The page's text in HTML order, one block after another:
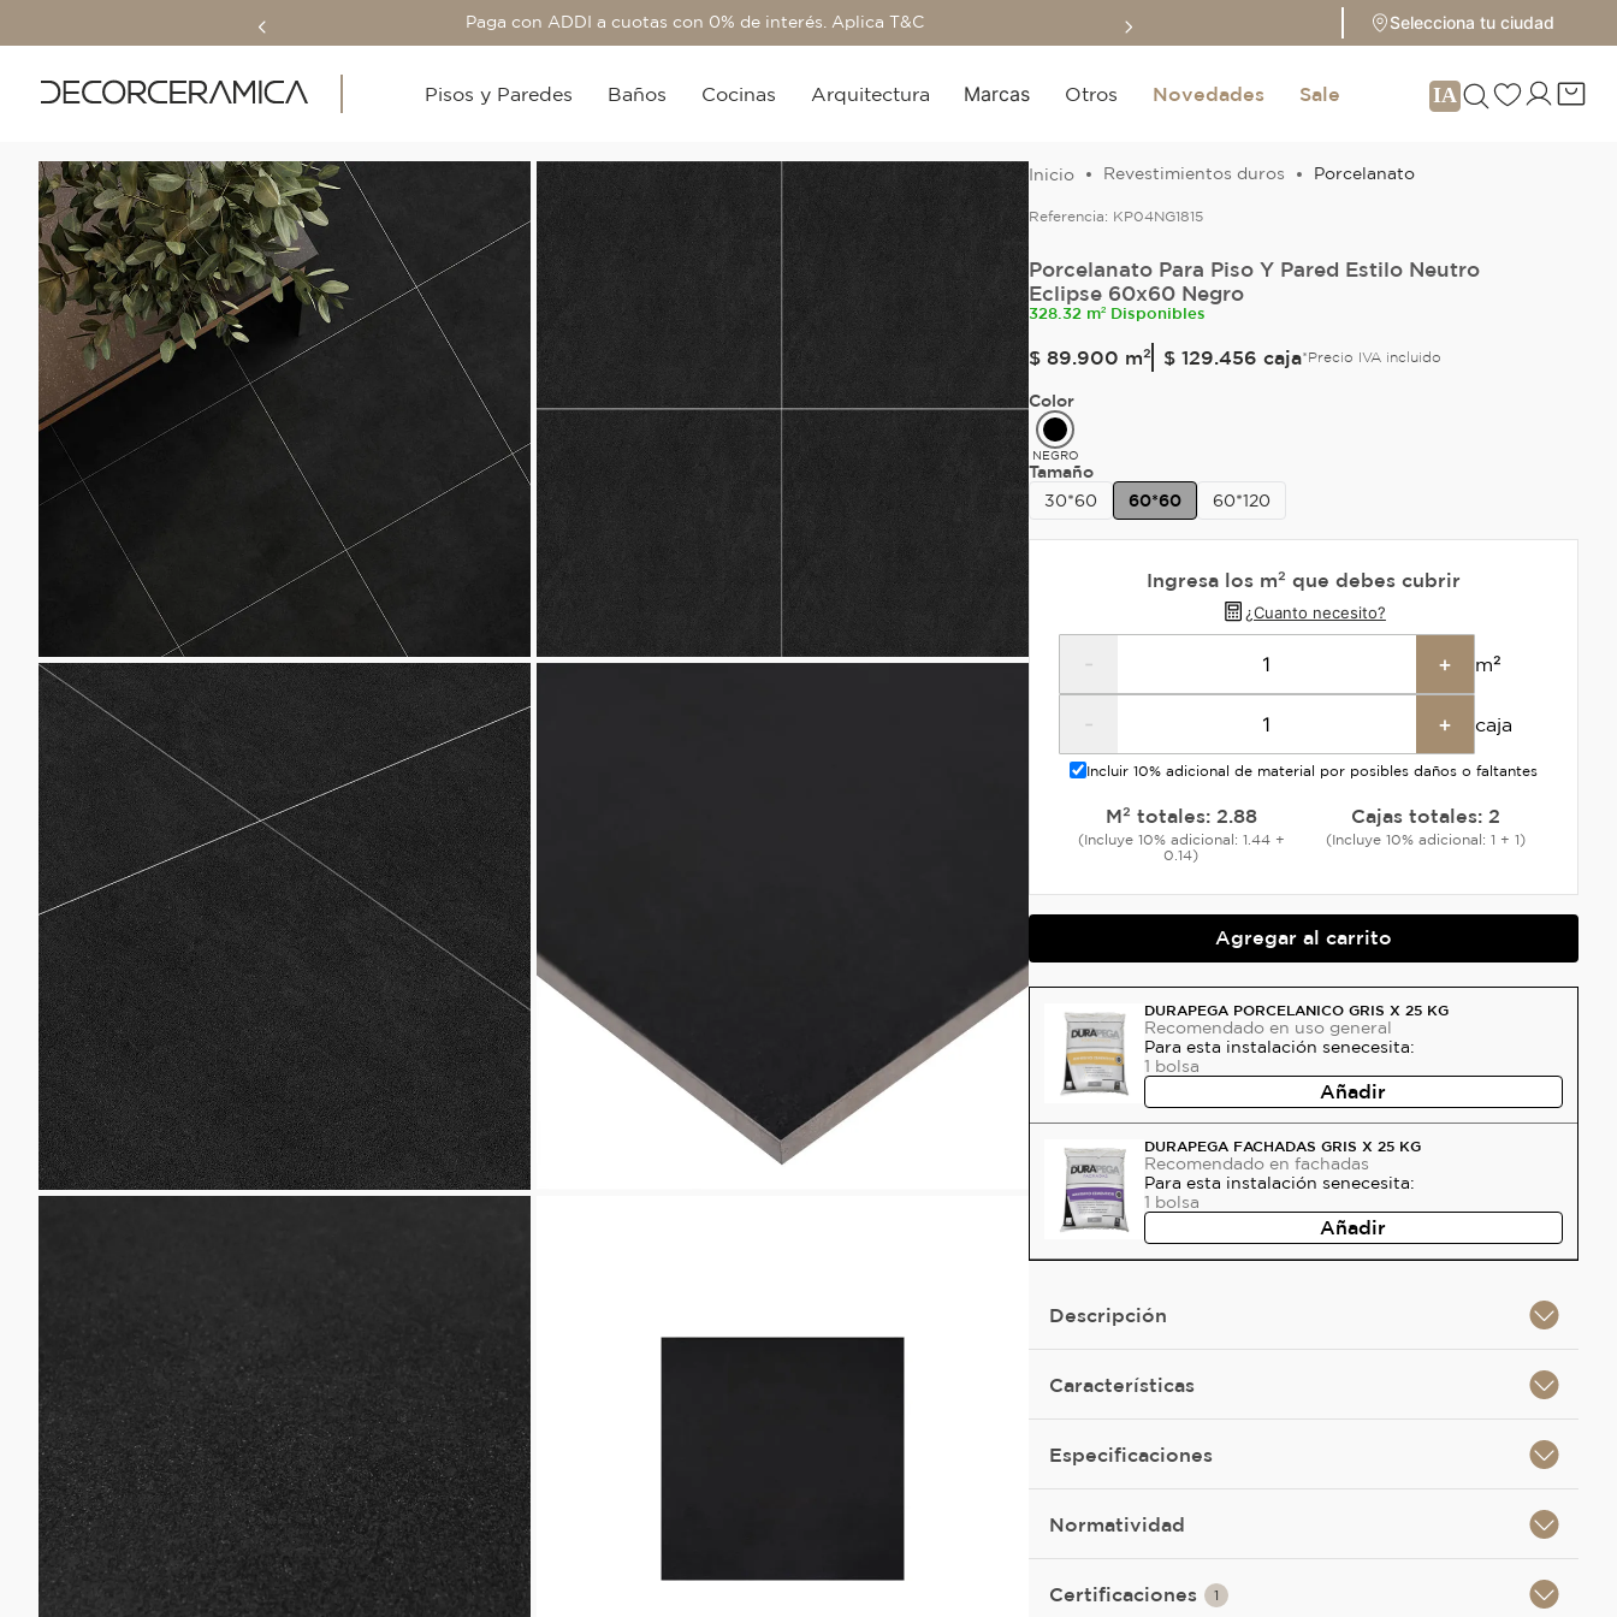
Paga con ADDI a cuotas con 0% de interés. Aplica T&C Sale hasta 70%
Selecciona tu ciudad
Pisos y Paredes Baños Cocinas Arquitectura Marcas Otros Novedades Sale
Revestimientos duros Porcelanato
Referencia: KP04NG1815
Porcelanato Para Piso Y Pared Estilo Neutro
Eclipse 60x60 Negro
328.32 m² Disponibles
$ 89.900 m² $ 129.456 caja*Precio IVA incluido
Color
NEGRO
Tamaño
30*60
60*60 60*120
Ingresa los m² que debes cubrir
¿Cuanto necesito?
- + m²
- + caja
Incluir 10% adicional de material por posibles daños o faltantes
M² totales: 2.88
(Incluye 10% adicional: 1.44 +
0.14)
Cajas totales: 2
(Incluye 10% adicional: 1 + 1)
Agregar al carrito
DURAPEGA PORCELANICO GRIS X 25 KG
Recomendado en uso general
Para esta instalación senecesita:
1 bolsa
Añadir
DURAPEGA FACHADAS GRIS X 25 KG
Recomendado en fachadas
Para esta instalación senecesita:
1 bolsa
Añadir
Descripción
Características
Especificaciones
Normatividad
Certificaciones 1